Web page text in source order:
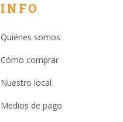
INFO
Quiénes somos
Cómo comprar
Nuestro local
Medios de pago